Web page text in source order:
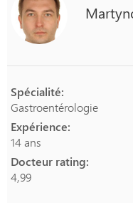
Spécialité:
Gastroentérologie
Expérience:
14 ans
Docteur rating:
4,99